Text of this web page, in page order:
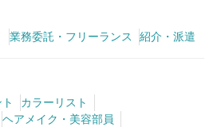
業務委託・フリーランス 紹介・派遣
カラーリスト
ヘアメイク・美容部員